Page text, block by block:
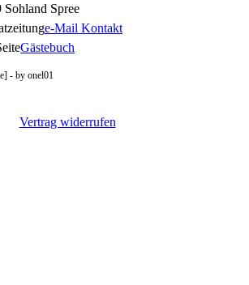
Sohland Spree
e-Mail KontaktOpens
Gästebuch
- by onel01
Vertrag widerrufen